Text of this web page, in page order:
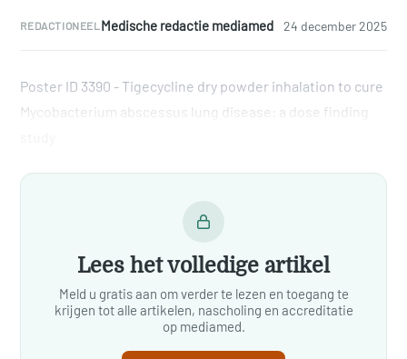
REDACTIONEEL Medische redactie mediamed 24 december 2025
Poster ID 3390 - Tigecycline dry powder inhalation to cure
Mycobacterium abscessus lung disease: a dose finding
Lees het volledige artikel
Meld u gratis aan om verder te lezen en toegang te
krijgen tot alle artikelen, nascholing en accreditatie
op mediamed.